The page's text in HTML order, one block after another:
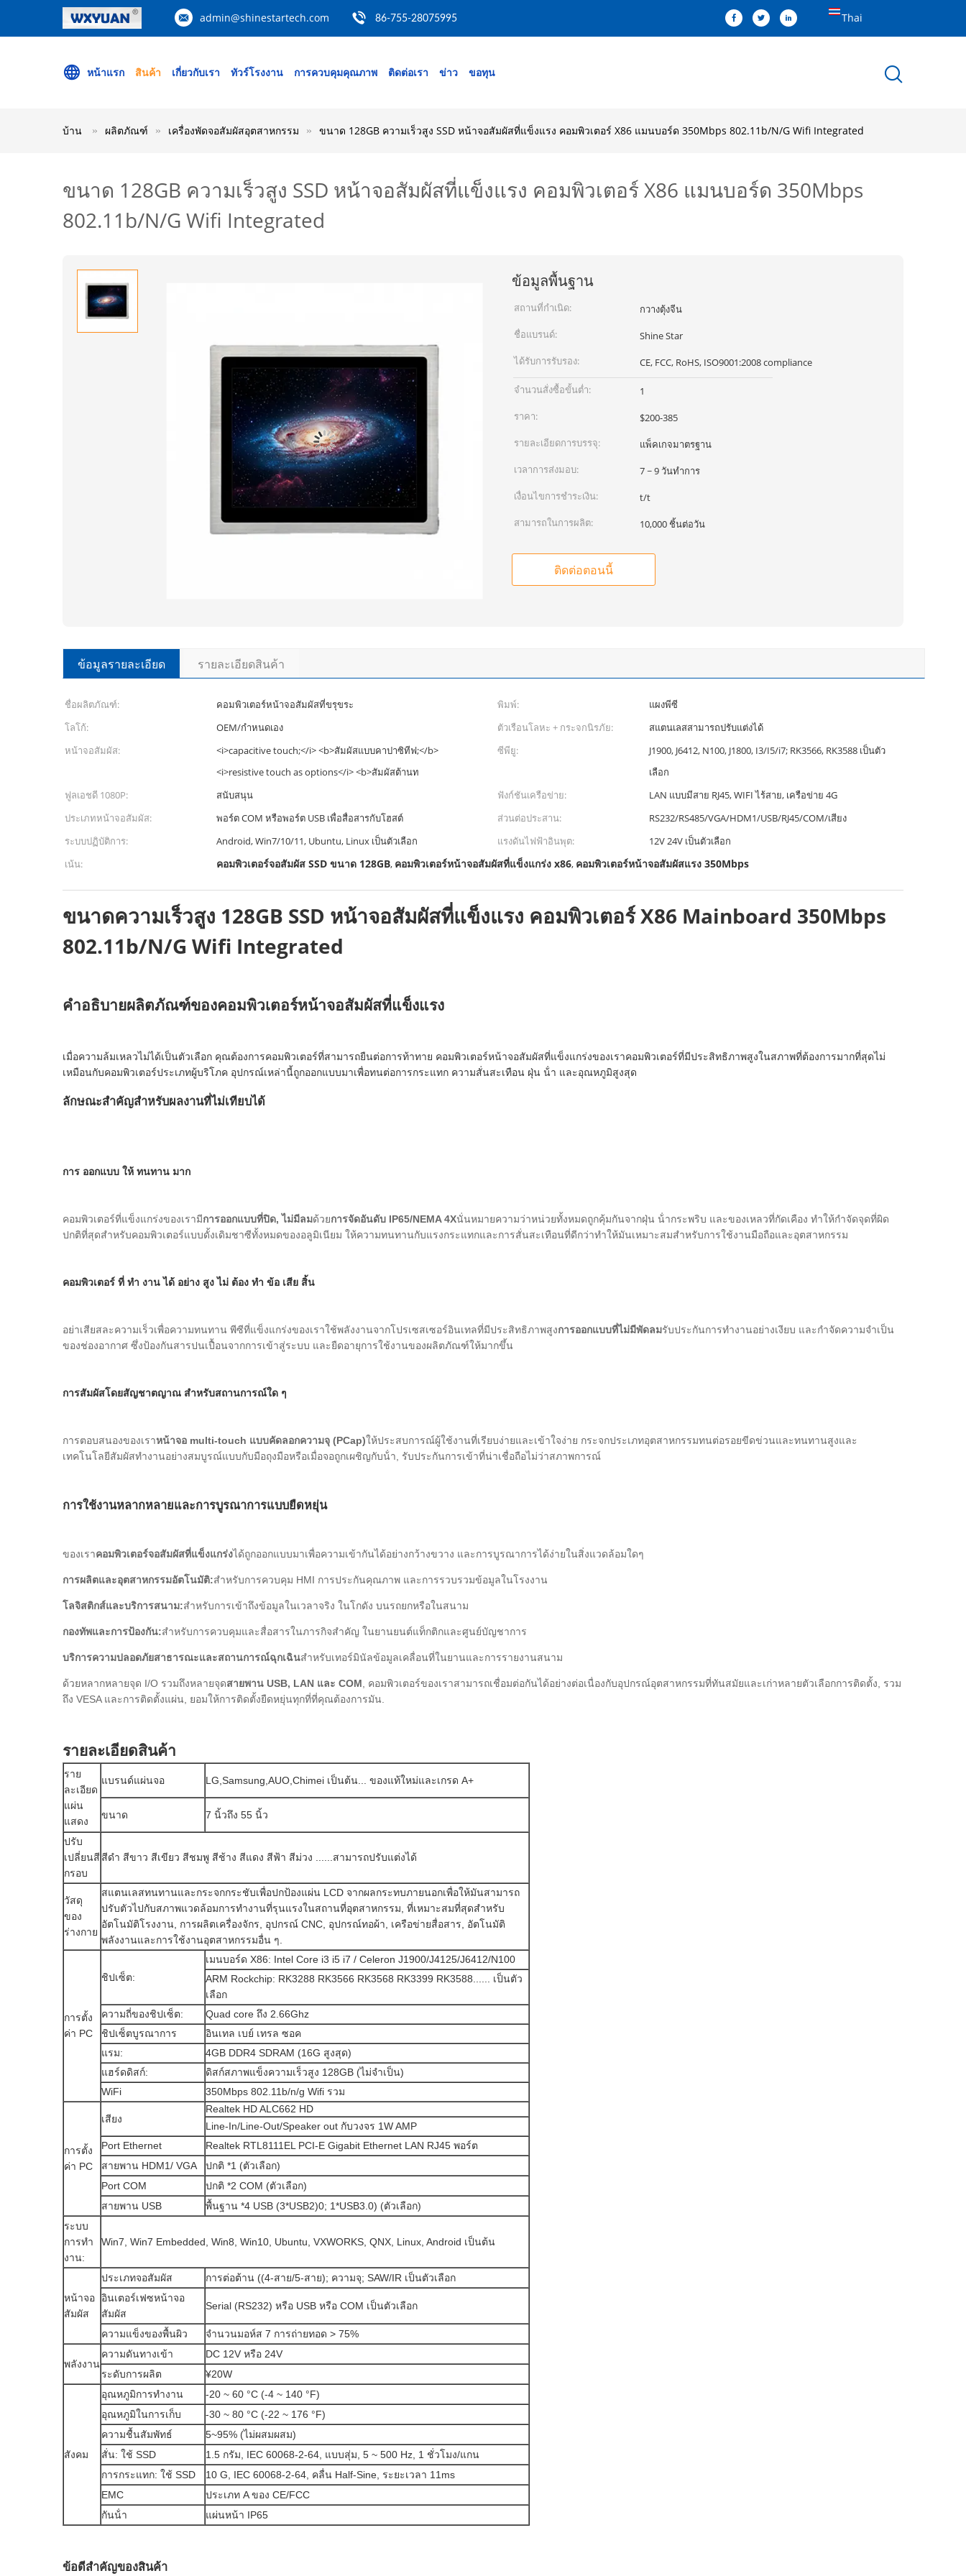
admin@shinestartech.com 86-755-28075995 Thai
หน้าแรก สินค้า เกี่ยวกับเรา ทัวร์โรงงาน การควบคุมคุณภาพ ติดต่อเรา ข่าว ขอทุน
บ้าน ผลิตภัณฑ์ เครื่องพัดจอสัมผัสอุตสาหกรรม ขนาด 128GB ความเร็วสูง SSD หน้าจอสัมผัสที่แข็งแรง คอมพิวเตอร์ X86 แมนบอร์ด 350Mbps 802.11b/N/G Wifi Integrated
ขนาด 128GB ความเร็วสูง SSD หน้าจอสัมผัสที่แข็งแรง คอมพิวเตอร์ X86 แมนบอร์ด 350Mbps
802.11b/N/G Wifi Integrated
ข้อมูลพื้นฐาน
สถานที่กำเนิด:
กวางตุ้งจีน
ชื่อแบรนด์:
Shine Star
ได้รับการรับรอง:
CE, FCC, RoHS, ISO9001:2008 compliance
จำนวนสั่งซื้อขั้นต่ำ:
1
ราคา:
$200-385
รายละเอียดการบรรจุ:
แพ็คเกจมาตรฐาน
เวลาการส่งมอบ:
7 ~ 9 วันทําการ
เงื่อนไขการชำระเงิน:
t/t
สามารถในการผลิต:
10,000 ชิ้นต่อวัน
ติดต่อตอนนี้
ข้อมูลรายละเอียด รายละเอียดสินค้า
ชื่อผลิตภัณฑ์: คอมพิวเตอร์หน้าจอสัมผัสที่ขรุขระ พิมพ์:
แผงพีซี
โลโก้:
OEM/กำหนดเอง ตัวเรือนโลหะ + กระจกนิรภัย:
สแตนเลสสามารถปรับแต่งได้
หน้าจอสัมผัส:
<i>capacitive touch;</i> <b>สัมผัสแบบคาปาซิทีฟ;</b>
<i>resistive touch as options</i> <b>สัมผัสต้านท
ซีพียู:
J1900, J6412, N100, J1800, I3/I5/i7; RK3566, RK3588 เป็นตัว
เลือก
ฟูลเอชดี 1080P:
สนับสนุน ฟังก์ชันเครือข่าย:
LAN แบบมีสาย RJ45, WIFI ไร้สาย, เครือข่าย 4G
ประเภทหน้าจอสัมผัส:
พอร์ต COM หรือพอร์ต USB เพื่อสื่อสารกับโฮสต์ ส่วนต่อประสาน:
RS232/RS485/VGA/HDM1/USB/RJ45/COM/เสียง
ระบบปฏิบัติการ:
Android, Win7/10/11, Ubuntu, Linux เป็นตัวเลือก แรงดันไฟฟ้าอินพุต:
12V 24V เป็นตัวเลือก
เน้น:
คอมพิวเตอร์จอสัมผัส SSD ขนาด 128GB, คอมพิวเตอร์หน้าจอสัมผัสที่แข็งแกร่ง x86, คอมพิวเตอร์หน้าจอสัมผัสแรง 350Mbps
ขนาดความเร็วสูง 128GB SSD หน้าจอสัมผัสที่แข็งแรง คอมพิวเตอร์ X86 Mainboard 350Mbps
802.11b/N/G Wifi Integrated
คําอธิบายผลิตภัณฑ์ของคอมพิวเตอร์หน้าจอสัมผัสที่แข็งแรง
เมื่อความล้มเหลวไม่ได้เป็นตัวเลือก คุณต้องการคอมพิวเตอร์ที่สามารถยืนต่อการท้าทาย คอมพิวเตอร์หน้าจอสัมผัสที่แข็งแกร่งของเราคอมพิวเตอร์ที่มีประสิทธิภาพสูงในสภาพที่ต้องการมากที่สุดไม่
เหมือนกับคอมพิวเตอร์ประเภทผู้บริโภค อุปกรณ์เหล่านี้ถูกออกแบบมาเพื่อทนต่อการกระแทก ความสั่นสะเทือน ฝุ่น น้ํา และอุณหภูมิสูงสุด
ลักษณะสําคัญสําหรับผลงานที่ไม่เทียบได้
การ ออกแบบ ให้ ทนทาน มาก
คอมพิวเตอร์ที่แข็งแกร่งของเรามีการออกแบบที่ปิด, ไม่มีลมด้วยการจัดอันดับ IP65/NEMA 4Xนั่นหมายความว่าหน่วยทั้งหมดถูกคุ้มกันจากฝุ่น น้ํากระพริบ และของเหลวที่กัดเคือง ทําให้กําจัดจุดที่ผิด
ปกติที่สุดสําหรับคอมพิวเตอร์แบบดั้งเดิมชาซีทั้งหมดของอลูมิเนียม ให้ความทนทานกับแรงกระแทกและการสั่นสะเทือนที่ดีกว่าทําให้มันเหมาะสมสําหรับการใช้งานมือถือและอุตสาหกรรม
คอมพิวเตอร์ ที่ ทํา งาน ได้ อย่าง สูง ไม่ ต้อง ทํา ข้อ เสีย สิ้น
อย่าเสียสละความเร็วเพื่อความทนทาน พีซีที่แข็งแกร่งของเราใช้พลังงานจากโปรเซสเซอร์อินเทลที่มีประสิทธิภาพสูงการออกแบบที่ไม่มีพัดลมรับประกันการทํางานอย่างเงียบ และกําจัดความจําเป็น
ของช่องอากาศ ซึ่งป้องกันสารปนเปื้อนจากการเข้าสู่ระบบ และยืดอายุการใช้งานของผลิตภัณฑ์ให้มากขึ้น
การสัมผัสโดยสัญชาตญาณ สําหรับสถานการณ์ใด ๆ
การตอบสนองของเราหน้าจอ multi-touch แบบคัดลอกความจุ (PCap)ให้ประสบการณ์ผู้ใช้งานที่เรียบง่ายและเข้าใจง่าย กระจกประเภทอุตสาหกรรมทนต่อรอยขีดข่วนและทนทานสูงและ
เทคโนโลยีสัมผัสทํางานอย่างสมบูรณ์แบบกับมือถุงมือหรือเมื่อจอถูกเผชิญกับน้ํา, รับประกันการเข้าที่น่าเชื่อถือไม่ว่าสภาพการณ์
การใช้งานหลากหลายและการบูรณาการแบบยืดหยุ่น
ของเราคอมพิวเตอร์จอสัมผัสที่แข็งแกร่งได้ถูกออกแบบมาเพื่อความเข้ากันได้อย่างกว้างขวาง และการบูรณาการได้ง่ายในสิ่งแวดล้อมใดๆ
การผลิตและอุตสาหกรรมอัตโนมัติ:สําหรับการควบคุม HMI การประกันคุณภาพ และการรวบรวมข้อมูลในโรงงาน
โลจิสติกส์และบริการสนาม:สําหรับการเข้าถึงข้อมูลในเวลาจริง ในโกดัง บนรถยกหรือในสนาม
กองทัพและการป้องกัน:สําหรับการควบคุมและสื่อสารในภารกิจสําคัญ ในยานยนต์แท็กติกและศูนย์บัญชาการ
บริการความปลอดภัยสาธารณะและสถานการณ์ฉุกเฉินสําหรับเทอร์มินัลข้อมูลเคลื่อนที่ในยานและการรายงานสนาม
ด้วยหลากหลายจุด I/O รวมถึงหลายจุดสายพาน USB, LAN และ COM , คอมพิวเตอร์ของเราสามารถเชื่อมต่อกันได้อย่างต่อเนื่องกับอุปกรณ์อุตสาหกรรมที่ทันสมัยและเก่าหลายตัวเลือกการติดตั้ง, รวม
ถึง VESA และการติดตั้งแผ่น, ยอมให้การติดตั้งยืดหยุ่นทุกที่ที่คุณต้องการมัน.
รายละเอียดสินค้า
ราย
ละเอียด
แผ่น
แสดง
แบรนด์แผ่นจอ LG,Samsung,AUO,Chimei เป็นต้น... ของแท้ใหม่และเกรด A+
ขนาด 7 นิ้วถึง 55 นิ้ว
ปรับ
เปลี่ยนสี
กรอบ
สีดํา สีขาว สีเขียว สีชมพู สีช้าง สีแดง สีฟ้า สีม่วง ......สามารถปรับแต่งได้
วัสดุ
ของ
ร่างกาย
สแตนเลสทนทานและกระจกกระชับเพื่อปกป้องแผ่น LCD จากผลกระทบภายนอกเพื่อให้มันสามารถ
ปรับตัวไปกับสภาพแวดล้อมการทํางานที่รุนแรงในสถานที่อุตสาหกรรม, ที่เหมาะสมที่สุดสําหรับ
อัตโนมัติโรงงาน, การผลิตเครื่องจักร, อุปกรณ์ CNC, อุปกรณ์ทอผ้า, เครือข่ายสื่อสาร, อัตโนมัติ
พลังงานและการใช้งานอุตสาหกรรมอื่น ๆ.
การตั้ง
ค่า PC
ชิปเซ็ต:
เมนบอร์ด X86: Intel Core i3 i5 i7 / Celeron J1900/J4125/J6412/N100
ARM Rockchip: RK3288 RK3566 RK3568 RK3399 RK3588...... เป็นตัว
เลือก
ความถี่ของชิปเซ็ต:
Quad core ถึง 2.66Ghz
ชิปเซ็ตบูรณาการ
อินเทล เบย์ เทรล ซอค
แรม:
4GB DDR4 SDRAM (16G สูงสุด)
แฮร์ดดิสก์:
ดิสก์สภาพแข็งความเร็วสูง 128GB (ไม่จําเป็น)
WiFi
350Mbps 802.11b/n/g Wifi รวม
การตั้ง
ค่า PC
เสียง
Realtek HD ALC662 HD
Line-In/Line-Out/Speaker out กับวงจร 1W AMP
Port Ethernet
Realtek RTL8111EL PCI-E Gigabit Ethernet LAN RJ45 พอร์ต
สายพาน HDM1/ VGA
ปกติ *1 (ตัวเลือก)
Port COM
ปกติ *2 COM (ตัวเลือก)
สายพาน USB
พื้นฐาน *4 USB (3*USB2)0; 1*USB3.0) (ตัวเลือก)
ระบบ
การทํา
งาน:
Win7, Win7 Embedded, Win8, Win10, Ubuntu, VXWORKS, QNX, Linux, Android เป็นต้น
หน้าจอ
สัมผัส
ประเภทจอสัมผัส
การต่อต้าน ((4-สาย/5-สาย); ความจุ; SAW/IR เป็นตัวเลือก
อินเตอร์เฟซหน้าจอ
สัมผัส
Serial (RS232) หรือ USB หรือ COM เป็นตัวเลือก
ความแข็งของพื้นผิว จํานวนมอห์ส 7 การถ่ายทอด > 75%
พลังงาน
ความดันทางเข้า
DC 12V หรือ 24V
ระดับการผลิต
¥20W
สังคม
อุณหภูมิการทํางาน
-20 ~ 60 °C (-4 ~ 140 °F)
อุณหภูมิในการเก็บ
-30 ~ 80 °C (-22 ~ 176 °F)
ความชื้นสัมพัทธ์
5~95% (ไม่ผสมผสม)
สั่น: ใช้ SSD
1.5 กรัม, IEC 60068-2-64, แบบสุ่ม, 5 ~ 500 Hz, 1 ชั่วโมง/แกน
การกระแทก: ใช้ SSD
10 G, IEC 60068-2-64, คลื่น Half-Sine, ระยะเวลา 11ms
EMC
ประเภท A ของ CE/FCC
กันน้ํา
แผ่นหน้า IP65
ข้อดีสําคัญของสินค้า